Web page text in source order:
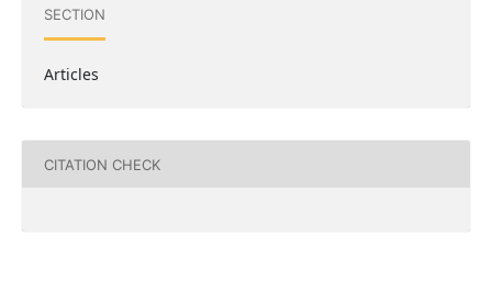
SECTION
Articles
CITATION CHECK